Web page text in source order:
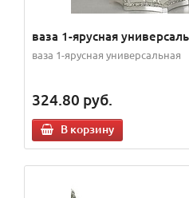
ваза 1-ярусная
ваза 1-ярусная универсальная
324.80 руб.
В корзину